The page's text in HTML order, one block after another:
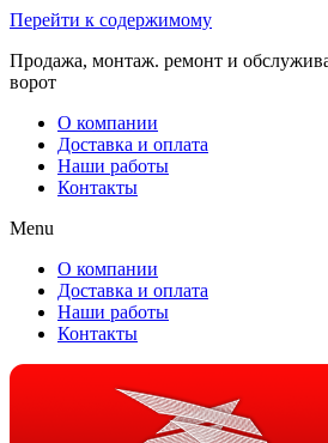
Перейти к содержимому
Продажа, монтаж. ремонт и
ворот
О компании
Доставка и оплата
Наши работы
Контакты
Menu
О компании
Доставка и оплата
Наши работы
Контакты